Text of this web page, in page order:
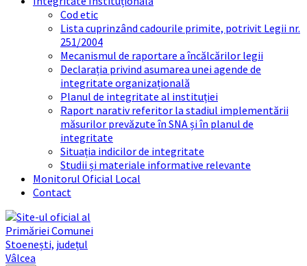
Cod etic
Lista cuprinzând cadourile primite, potrivit Legii nr.
251/2004
Mecanismul de raportare a încălcărilor legii
Declarația privind asumarea unei agende de
integritate organizațională
Planul de integritate al instituției
Raport narativ referitor la stadiul implementării
măsurilor prevăzute în SNA și în planul de
integritate
Situația indicilor de integritate
Studii și materiale informative relevante
Monitorul Oficial Local
Contact